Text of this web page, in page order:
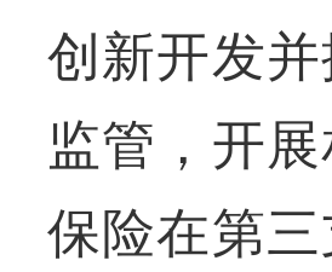
创新开发
监管，开
保险在第